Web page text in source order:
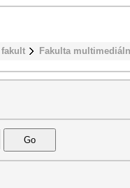
Fakulta